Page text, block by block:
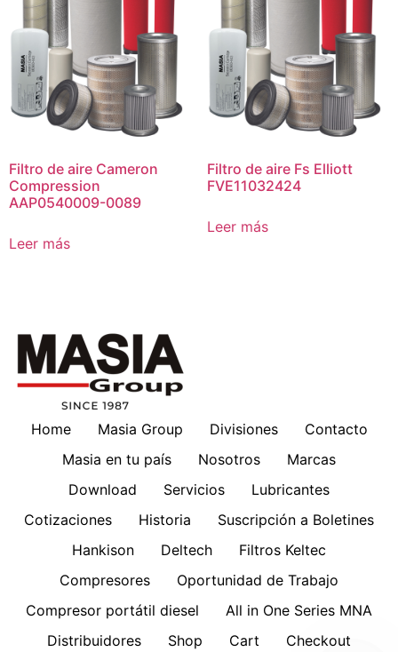
Filtro de aire Cameron
Compression
AAP0540009-0089
Leer más
Filtro de aire Fs Elliott
FVE11032424
Leer más
Home Masia Group Divisiones
Contacto
Masia en tu país
Nosotros
Marcas
Download
Servicios
Lubricantes
Cotizaciones
Historia
Suscripción a Boletines
Hankison
Deltech
Filtros Keltec
Compresores
Oportunidad de Trabajo
Compresor portátil diesel
All in One Series MNA
Distribuidores
Shop Cart Checkout